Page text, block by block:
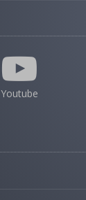
Youtube